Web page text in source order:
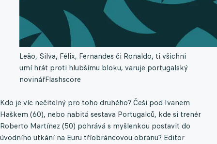
Leão, Silva, Félix, Fernandes či Ronaldo, ti všichni
umí hrát proti hlubšímu bloku, varuje portugalský
novinářFlashscore
Kdo je víc nečitelný pro toho druhého? Češi pod Ivanem
Haškem (60), nebo nabitá sestava Portugalců, kde si trenér
Roberto Martínez (50) pohrává s myšlenkou postavit do
úvodního utkání na Euru tříobráncovou obranu? Editor